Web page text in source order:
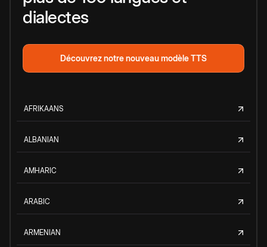
dialectes
Découvrez notre nouveau modèle TTS
AFRIKAANS
ALBANIAN
AMHARIC
ARABIC
ARMENIAN